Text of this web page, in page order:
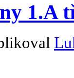
1.A